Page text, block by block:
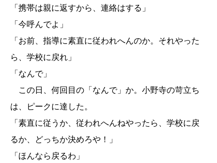
「携帯は親に返すから、連絡はする」
「今呼んでよ」
「お前、指導に素直に従われへんのか。それやった
ら、学校に戻れ」
「なんで」
この日、何回目の「なんで」か。小野寺の苛立ち
は、ピークに達した。
「素直に従うか、従われへんねやったら、学校に戻
るか、どっちか決めろや！」
「ほんなら戻るわ」